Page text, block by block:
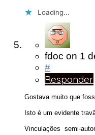
Loading...
fdoc on 1
#
Responder
Gostava muito que
Isto é um evidente
Vinculações semi-